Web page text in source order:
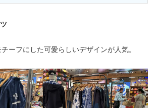
ーフにした可愛らしいデザインが人気。